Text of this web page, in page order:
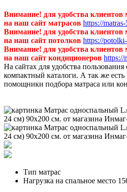
Внимание! для удобства клиентов
на наш сайт матрасов https://
Внимание! для удобства клиентов
на наш сайт потолков https://
Внимание! для удобства клиентов
на наш сайт кондиционеров https://
На сайтах для удобства пользования
компактный каталоги. А так же есть
помощники подбора матраса или
Тип матрас
Нагрузка на спальное место